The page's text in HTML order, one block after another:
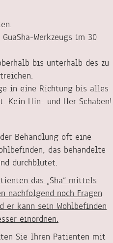
Werkzeugs im 30
bis unterhalb des zu
in eine Richtung bis alles
Kein Hin- und Her Schaben!
Behandlung oft eine
das behandelte
durchblutet.
das „Sha“ mittels
nachfolgend noch Fragen
er kann sein Wohlbefinden
einordnen.
Sie Ihren Patienten mit